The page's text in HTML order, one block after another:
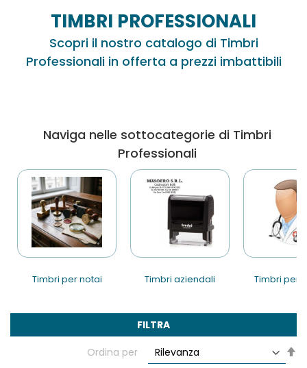
TIMBRI PROFESSIONALI
Scopri il nostro catalogo di Timbri
Professionali in offerta a prezzi imbattibili
Naviga nelle sottocategorie di Timbri
Professionali
timbri per notai timbri aziendali timbri per
Ordina per
FILTRA